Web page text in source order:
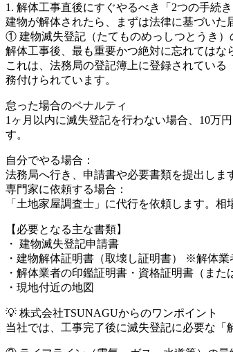
1. 解体工事直後にすぐやるべき「2つの手続き
建物が解体されたら、まずは法律に基づいた
① 建物滅失登記（たてものめっしつとうき）
解体工事後、最も重要かつ絶対に忘れてはな
これは、法務局の登記簿上に登録されてい
務付けられています。
怠った場合のペナルティ
1ヶ月以内に滅失登記を行わない場合、10万
す。
自分でやる場合：
法務局へ行き、申請書や必要書類を提出しま
専門家に依頼する場合：
「土地家屋調査士」に代行を依頼します。
【必要となる主な書類】
・ 建物滅失登記申請書
・建物解体証明書（取壊し証明書） ※解体業
・解体業者の印鑑証明書・資格証明書（ま
・現地付近の地図
💡 株式会社TSUNAGUからのワンポイント
当社では、工事完了後に滅失登記に必要な